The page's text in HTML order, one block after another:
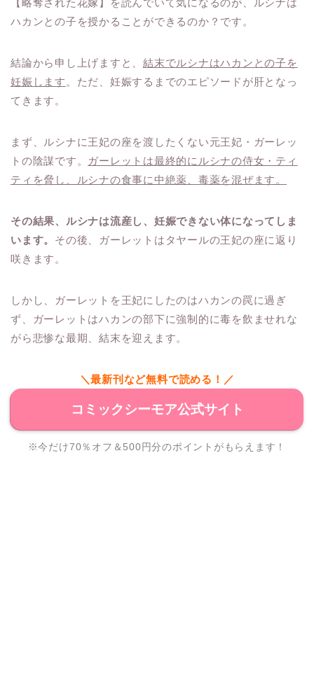
ハカンとの子を授かることができるのか？です。
結論から申し上げますと、結末でルシナはハカンとの子を
妊娠します 。ただ、妊娠するまでのエピソードが肝となっ
てきます。
まず、ルシナに王妃の座を渡したくない元王妃・ガーレッ
トの陰謀です。 ガーレットは最終的にルシナの侍女・ティ
ティを脅し、ルシナの食事に中絶薬、毒薬を混ぜます。
その結果、ルシナは流産し、妊娠できない体になってしま
います。 その後、ガーレットはタヤールの王妃の座に返り
咲きます。
しかし、ガーレットを王妃にしたのはハカンの罠に過ぎ
ず、ガーレットはハカンの部下に強制的に毒を飲ませれな
がら悲惨な最期、結末を迎えます。
＼最新刊など無料で読める！／
コミックシーモア公式サイト
※今だけ70％オフ＆500円分のポイントがもらえます！